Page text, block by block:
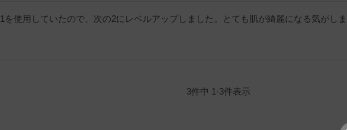
1を使用していたので、次の2にレベルアップしました。とても肌が綺麗になる気がし
3件中 1-3件表示